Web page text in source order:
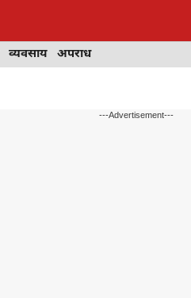
व्यवसाय अपराध
---Advertisement---